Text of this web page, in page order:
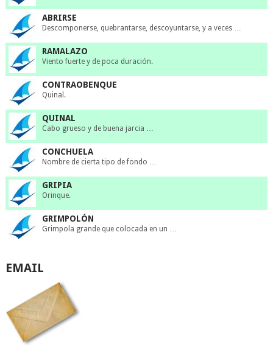
ABRIRSE
Descomponerse, quebrantarse, descoyuntarse, y a veces …
RAMALAZO
Viento fuerte y de poca duración.
CONTRAOBENQUE
Quinal.
QUINAL
Cabo grueso y de buena jarcia …
CONCHUELA
Nombre de cierta tipo de fondo …
GRIPIA
Orinque.
GRIMPOLÓN
Grimpola grande que colocada en un …
EMAIL